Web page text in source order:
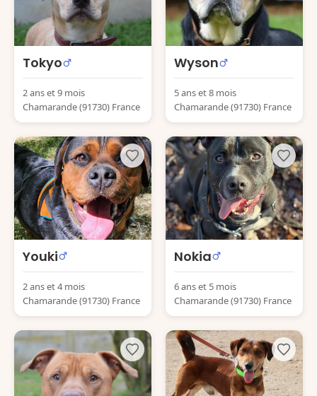
Tokyo
2 ans et 9 mois
Chamarande (91730) France
Wyson
5 ans et 8 mois
Chamarande (91730) France
Youki
2 ans et 4 mois
Chamarande (91730) France
Nokia
6 ans et 5 mois
Chamarande (91730) France